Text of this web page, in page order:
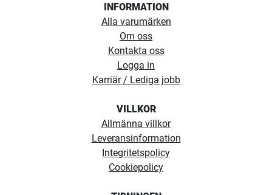
INFORMATION
Alla varumärken
Om oss
Kontakta oss
Logga in
Karriär / Lediga jobb
VILLKOR
Allmänna villkor
Leveransinformation
Integritetspolicy
Cookiepolicy